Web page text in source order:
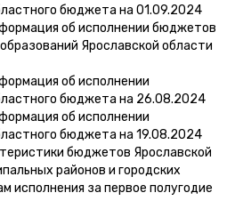
бюджета на 01.09.2024
об исполнении бюджетов
Ярославской области
об исполнении
бюджета на 26.08.2024
об исполнении
бюджета на 19.08.2024
бюджетов Ярославской
районов и городских
исполнения за первое полугодие